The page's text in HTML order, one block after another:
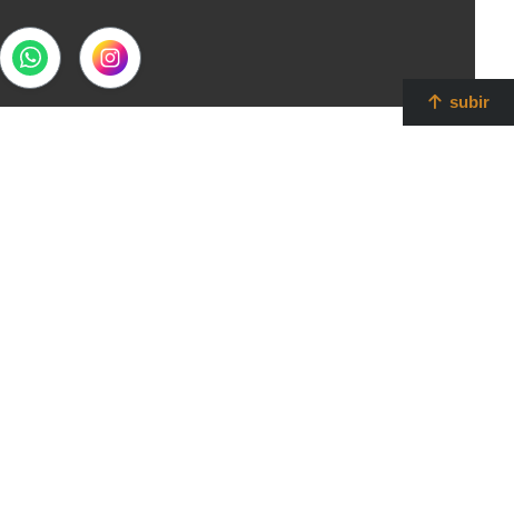
subir